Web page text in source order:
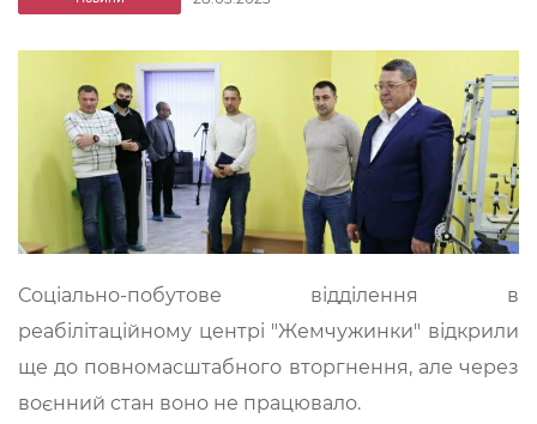
Соціально-побутове відділення в
реабілітаційному центрі "Жемчужинки" відкрили
ще до повномасштабного вторгнення, але через
воєнний стан воно не працювало.